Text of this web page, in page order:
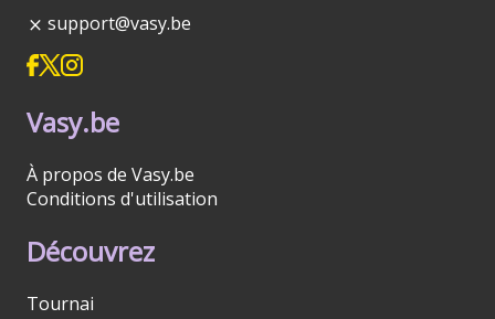
support@vasy.be
Vasy.be
À propos de Vasy.be
Conditions d'utilisation
Découvrez
Tournai